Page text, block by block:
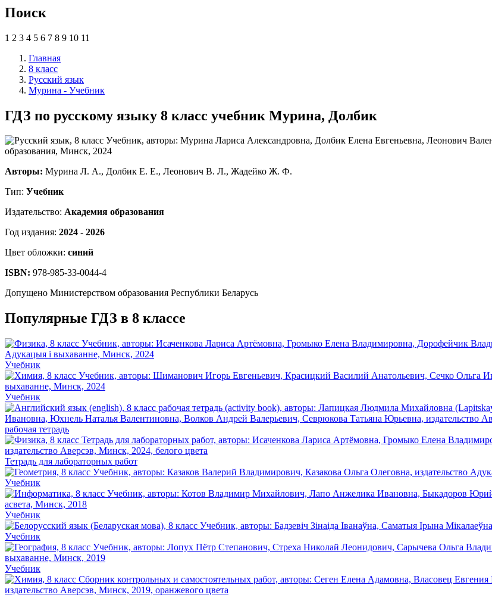
Поиск
1 2 3 4 5 6 7 8 9 10 11
Главная
8 класс
Русский язык
Мурина - Учебник
ГДЗ по русскому языку 8 класс учебник Мурина, Долбик
Авторы: Мурина Л. А., Долбик Е. Е., Леонович В. Л., Жадейко Ж. Ф.
Тип: Учебник
Издательство: Академия образования
Год издания: 2024 - 2026
Цвет обложки: синий
ISBN: 978-985-33-0044-4
Допущено Министерством образования Республики Беларусь
Популярные ГДЗ в 8 классе
Учебник
Учебник
рабочая тетрадь
Тетрадь для лабораторных работ
Учебник
Учебник
Учебник
Учебник